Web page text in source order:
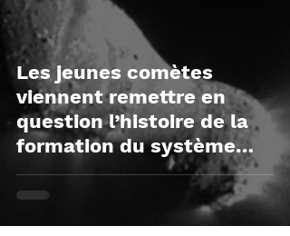
Les jeunes comètes
viennent remettre en
question l’histoire de la
formation du système
solaire